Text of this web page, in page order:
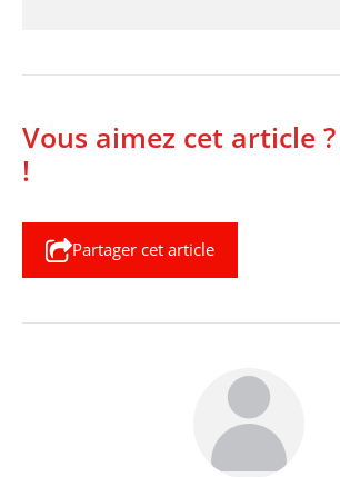
Vous aimez cet article
!
Partager cet article